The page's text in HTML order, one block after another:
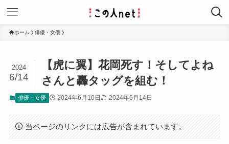
ホーム 俳優・女優
【虎に翼】花岡死す！そしてよね
さんと轟タッグを組む！
2024
6/14
俳優・女優 2024年6月10日 2024年6月14日
当ページのリンクには広告が含まれています。